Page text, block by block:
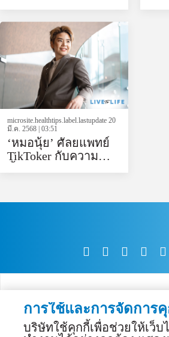
microsite.healthtips.label.lastupdate 20
มี.ค. 2568 | 03:51
‘หมอนุ้ย’ ศัลยแพทย์
TikToker กับความ
การใช้และการจัดการ
บริษัทใช้คุกกี้เพื่อช่วยให้เว็